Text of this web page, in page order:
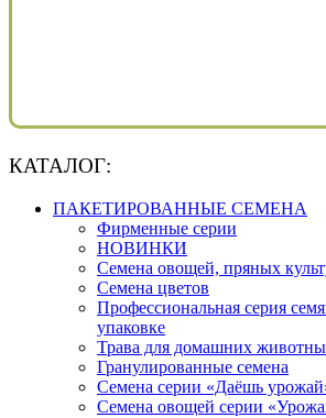
КАТАЛОГ:
ПАКЕТИРОВАННЫЕ СЕМЕНА
Фирменные серии
НОВИНКИ
Семена овощей, пряных
Семена цветов
Профессиональная серия
упаковке
Трава для домашних
Гранулированные семена
Семена серии «Даёшь
Семена овощей серии